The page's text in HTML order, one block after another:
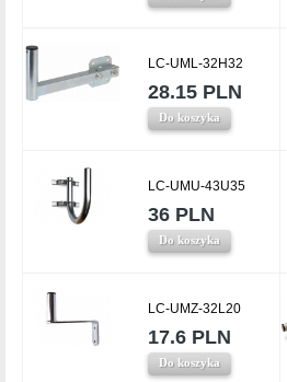
LC-UML-32H32
28.15 PLN
Do koszyka
LC-UMU-43U35
36 PLN
Do koszyka
LC-UMZ-32L20
17.6 PLN
Do koszyka